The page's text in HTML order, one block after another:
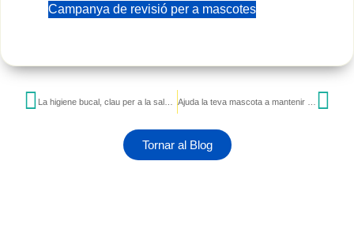
Campanya de revisió per a mascotes
Tornar al Blog